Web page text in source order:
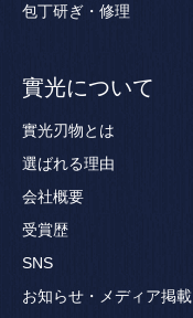
包丁研ぎ・修理
實光について
實光刃物とは
選ばれる理由
会社概要
受賞歴
SNS
お知らせ・メディア掲載